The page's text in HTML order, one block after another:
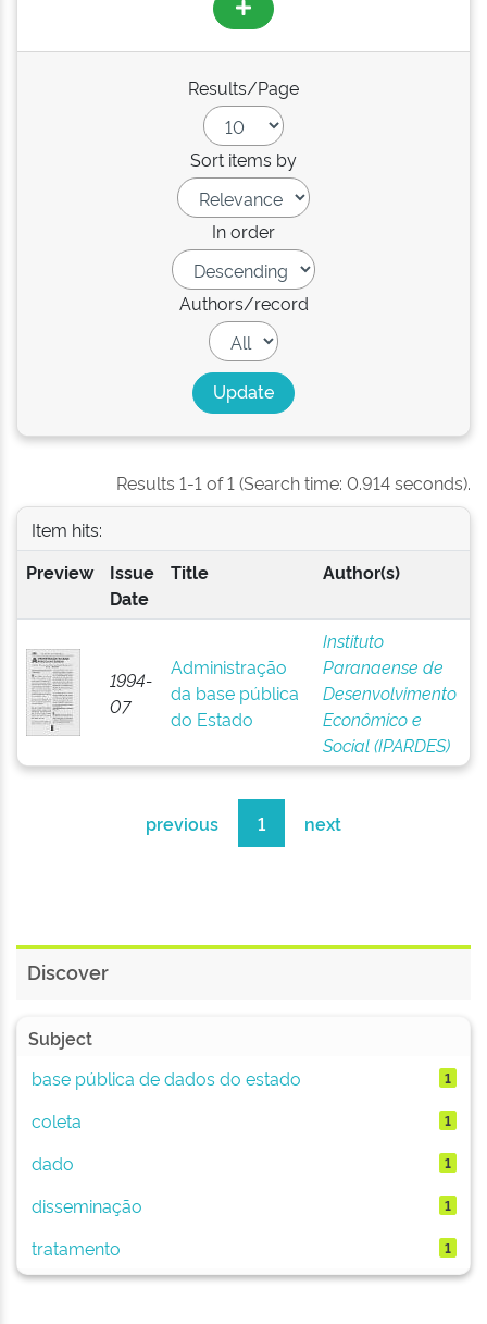
Results/Page
Sort items by
In order
Authors/record
Results 1-1 of 1 (Search time: 0.914 seconds).
Item hits:
Preview
Issue
Date
Title Author(s)
1994-
07
Administração
da base pública
do Estado
Instituto
Paranaense de
Desenvolvimento
Econômico e
Social (IPARDES)
previous 1 next
Discover
Subject
base pública de dados do estado
1
coleta 1
dado 1
disseminação 1
tratamento 1